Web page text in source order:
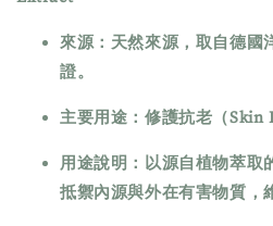
來源：天然來源，取自德國
證。
主要用途：修護抗老（Skin
用途說明：以源自植物萃取
抵禦內源與外在有害物質，